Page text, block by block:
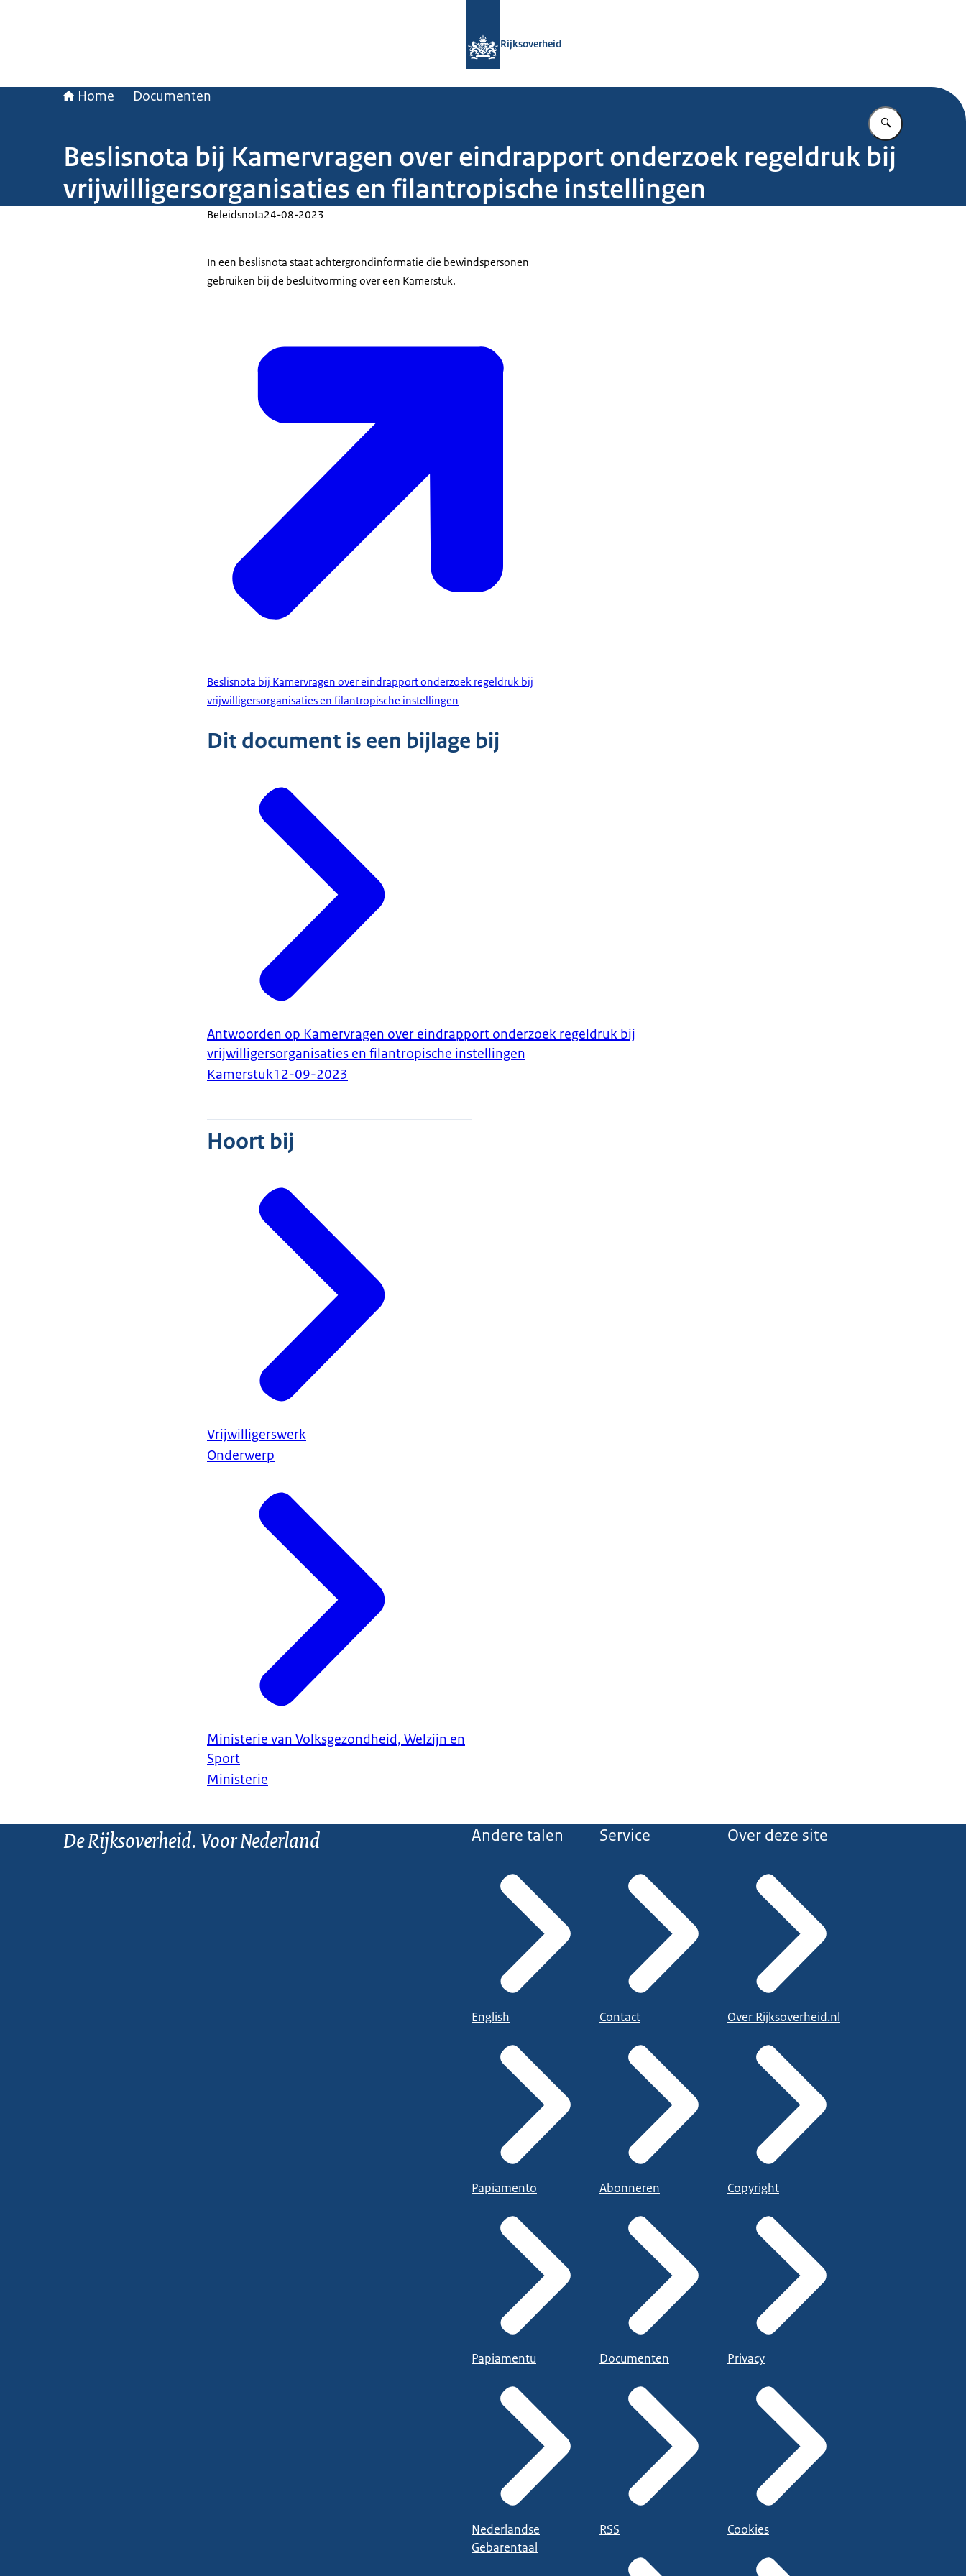
Rijksoverheid
Home Documenten
Vul in wat u
Beslisnota bij Kamervragen over eindrapport onderzoek regeldruk bij
vrijwilligersorganisaties en filantropische instellingen
Beleidsnota24-08-2023
In een beslisnota staat achtergrondinformatie die bewindspersonen
gebruiken bij de besluitvorming over een Kamerstuk.
Beslisnota bij Kamervragen over eindrapport onderzoek regeldruk bij
vrijwilligersorganisaties en filantropische instellingen
Dit document is een bijlage bij
Antwoorden op Kamervragen over eindrapport onderzoek regeldruk bij
vrijwilligersorganisaties en filantropische instellingen
Kamerstuk12-09-2023
Hoort bij
Vrijwilligerswerk
Onderwerp
Ministerie van Volksgezondheid, Welzijn en
Sport
Ministerie
De Rijksoverheid. Voor Nederland Andere talen
English
Papiamento
Papiamentu
Nederlandse
Gebarentaal
Service
Contact
Abonneren
Documenten
RSS
Over deze site
Over Rijksoverheid.nl
Copyright
Privacy
Cookies